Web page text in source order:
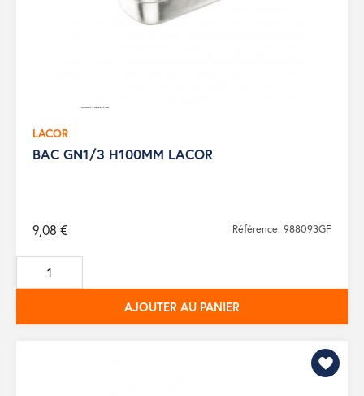
LACOR
BAC GN1/3 H100MM LACOR
9,08 € Référence: 988093GF
AJOUTER AU PANIER